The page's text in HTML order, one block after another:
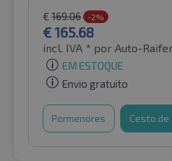
€ 169.06 -2%
€165.68
incl. IVA * por Auto-
EM ESTOQUE
Envio gratuito
Pormenores Cesto de